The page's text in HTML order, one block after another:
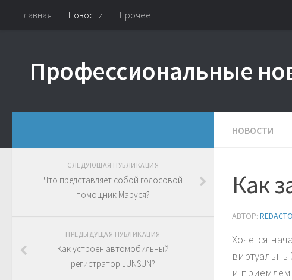
Главная Новости Прочее
Профессиональные
НОВОСТИ
Как
АВТОР:
Хочется
и
СЛЕДУЮЩАЯ ПУБЛИКАЦИЯ
Что представляет собой голосовой
помощник Маруся?
ПРЕДЫДУЩАЯ ПУБЛИКАЦИЯ
Как устроен автомобильный
регистратор JUNSUN?